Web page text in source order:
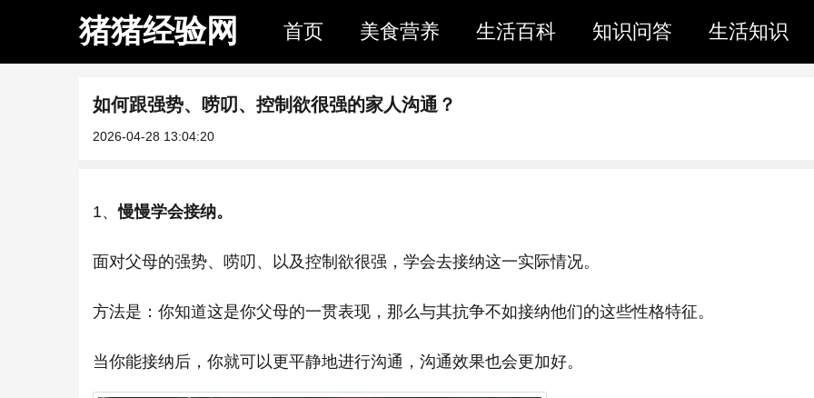
猪猪经验网 首页 美食营养 生活百科 知识问答 生活知识
如何跟强势、唠叨、控制欲很强的家人沟通？
2026-04-28 13:04:20
1、慢慢学会接纳。
面对父母的强势、唠叨、以及控制欲很强，学会去接纳这一实际情况。
方法是：你知道这是你父母的一贯表现，那么与其抗争不如接纳他们的这些性格特征。
当你能接纳后，你就可以更平静地进行沟通，沟通效果也会更加好。